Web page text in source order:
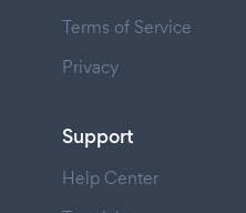
Terms of Service
Privacy
Support
Help Center